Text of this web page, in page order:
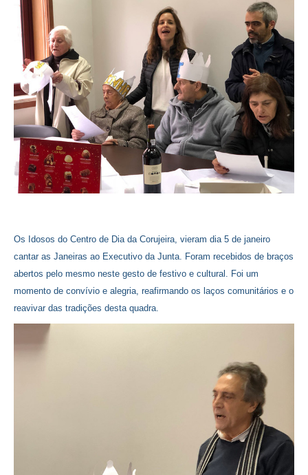
IMPRENSA
BRASÃO
FOTOS
VÍDEOS
AUTARQUIA
CONSTITUIÇÃO
PRESIDENTE
EXECUTIVO E PELOUROS
DOCUMENTOS
REGULAMENTOS E TAXAS
SUBVENÇÕES PÚBLICAS
Os Idosos do Centro de Dia da Corujeira, vieram dia 5 de janeiro
cantar as Janeiras ao Executivo da Junta. Foram recebidos de braços
abertos pelo mesmo neste gesto de festivo e cultural. Foi um
momento de convívio e alegria, reafirmando os laços comunitários e o
reavivar das tradições desta quadra.